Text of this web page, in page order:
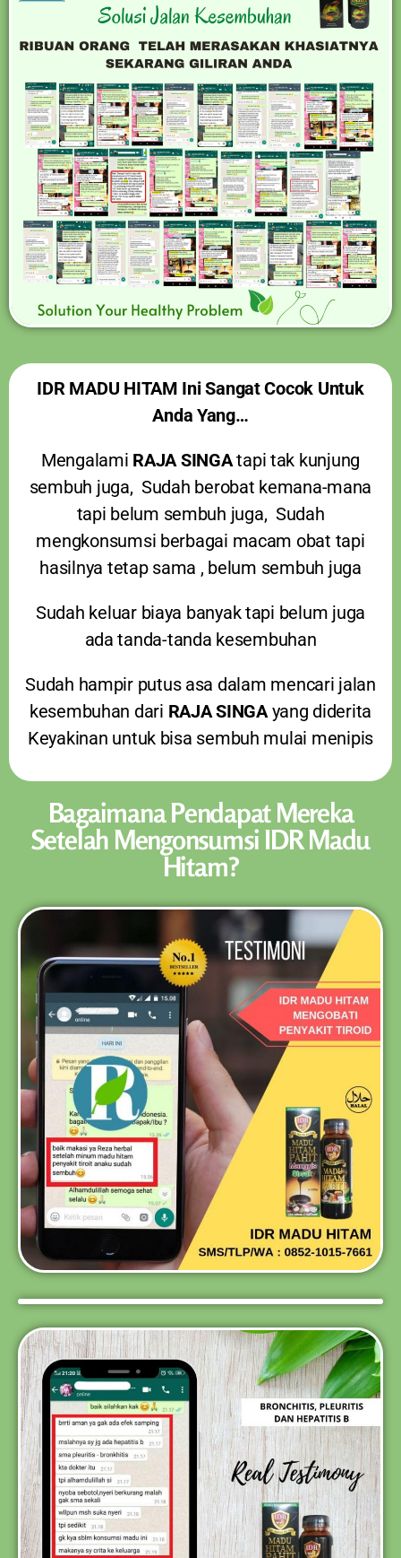
IDR MADU HITAM Ini Sangat Cocok Untuk
Anda Yang…
Mengalami RAJA SINGAtapi tak kunjung
sembuh juga, Sudah berobat kemana-mana
tapi belum sembuh juga, Sudah
mengkonsumsi berbagai macam obat tapi
hasilnya tetap sama , belum sembuh juga
Sudah keluar biaya banyak tapi belum juga
ada tanda-tanda kesembuhan
Sudah hampir putus asa dalam mencari jalan
kesembuhan dari RAJA SINGA yang diderita
Keyakinan untuk bisa sembuh mulai menipis
Bagaimana Pendapat Mereka
Setelah Mengonsumsi IDR Madu
Hitam?